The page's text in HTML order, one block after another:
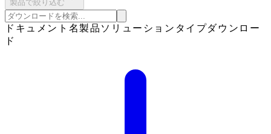
製品で絞り込む
ドキュメント名製品 ソリューション タイプダウンロー
ド